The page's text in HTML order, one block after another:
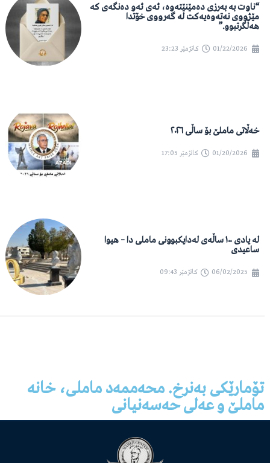
“ناوت بە بەرزی دەمێنێتەوە، ئەی ئەو دەنگەی کە
مێژووی نەتەوەیەکت لە گەرووی خۆتدا
هەڵگرتبوو.”
01/22/2026 کاتژمێر 23:23
خەڵاتی ماملێ بۆ ساڵی ٢٠٢٦
01/20/2026 کاتژمێر 17:05
لە یادی ١٠٠ ساڵەی لەدایکبوونی ماملی دا – هیوا
ساعیدی
06/02/2025 کاتژمێر 09:43
تۆمارێکی بەنرخ. محەممەد ماملی، خانە
ماملێ و عەلی حەسەنیانی